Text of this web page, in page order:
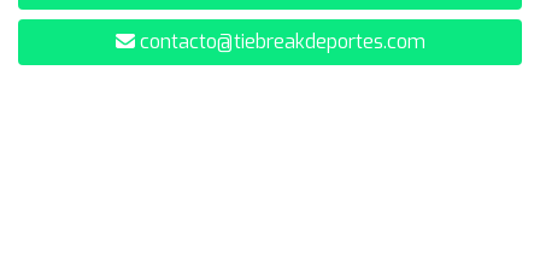
contacto@tiebreakdeportes.com